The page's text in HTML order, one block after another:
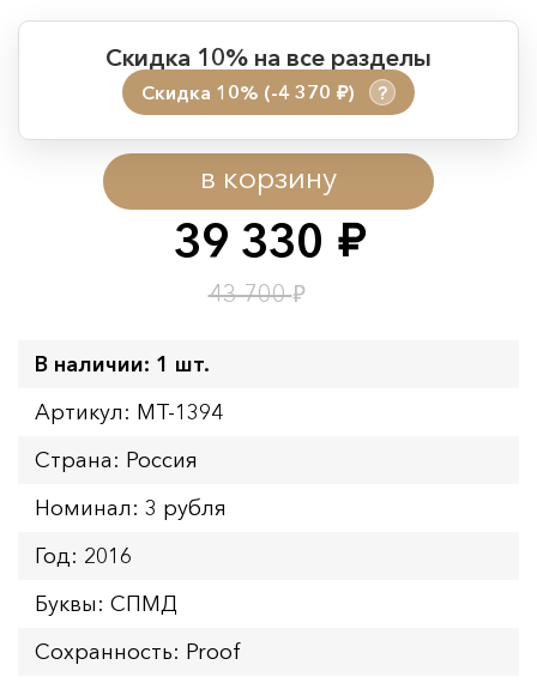
39 330 руб.
43 700₽
в корзину
Скидка 10% на все разделы
Скидка 10% (-4 370 руб.) ?
Период действия акции:
Начало:
08.08.2026 00:01
Окончание:
09.08.2026 23:59
Время до окончания:
В наличии: 1 шт.
Артикул: MT-1394
Страна: Россия
Номинал: 3 рубля
Год: 2016
Буквы: СПМД
Сохранность: Proof